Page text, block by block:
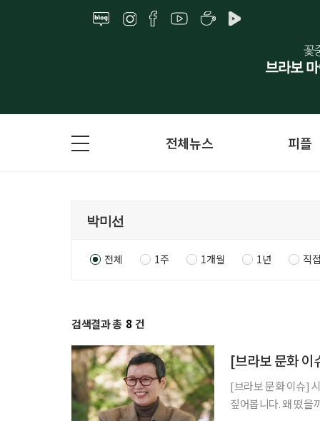
전체뉴스 피플
전체 1주 1개월 1년 직
검색결과 총 8 건
[브라보 문화 이
[브라보 문화 이슈]
짚어봅니다. 왜 떴을까? 유방암 투병을 겪고 지난해 방송에 복귀한 개그우먼 박미선이 더욱